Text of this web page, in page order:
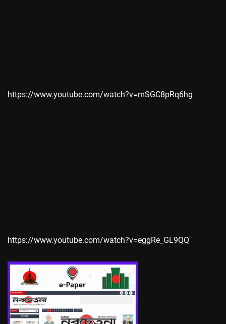
https://www.youtube.com/watch?v=mSGC8pRq6hg
https://www.youtube.com/watch?v=eggRe_GL9QQ